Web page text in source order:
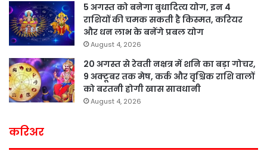
5 अगस्त को बनेगा बुधादित्य योग, इन 4
राशियों की चमक सकती है किस्मत, करियर
और धन लाभ के बनेंगे प्रबल योग
August 4, 2026
20 अगस्त से रेवती नक्षत्र में शनि का बड़ा गोचर,
9 अक्टूबर तक मेष, कर्क और वृश्चिक राशि वालों
को बरतनी होगी खास सावधानी
August 4, 2026
करिअर